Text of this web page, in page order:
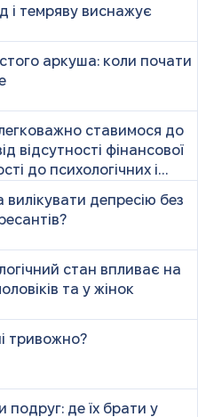
і темряву виснажує
аркуша: коли почати
ставимося до
відсутності фінансової
до психологічних і
депресію без
стан впливає на
та у жінок
тривожно?
подруг: де їх брати у